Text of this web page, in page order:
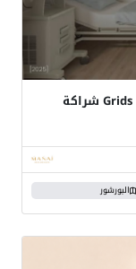
مشروع جريدز القاهرة الجديدة Grids New Cairo شراكة
البورشور